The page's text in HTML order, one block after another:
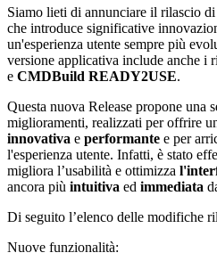
Siamo lieti di annunciare il rilascio di
che introduce significative
un'esperienza utente sempre più
versione applicativa include anche i
e CMDBuild READY2USE.
Questa nuova Release propone una
miglioramenti, realizzati per offrire
innovativa e performante e per
l'esperienza utente. Infatti, è stato
migliora l’usabilità e ottimizza
ancora più intuitiva ed immediata
Di seguito l’elenco delle modifiche
Nuove funzionalità: